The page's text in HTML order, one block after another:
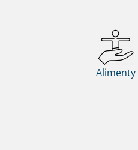
Alimenty